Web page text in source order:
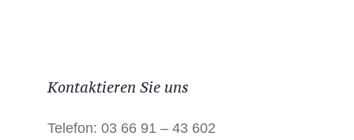
Kontaktieren Sie uns
Telefon: 03 66 91 – 43 602